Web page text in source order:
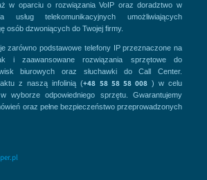
w oparciu o rozwiązania VoIP oraz doradztwo w
usług telekomunikacyjnych umożliwiających
osób dzwoniących do Twojej firmy.
zarówno podstawowe telefony IP przeznaczone na
i zaawansowane rozwiązania sprzętowe do
biurowych oraz słuchawki do Call Center.
z naszą infolinią (+48 58 58 58 008) w celu
wyborze odpowiedniego sprzętu. Gwarantujemy
oraz pełne bezpieczeństwo przeprowadzonych